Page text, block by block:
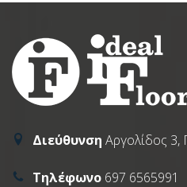
Διεύθυνση Αργολίδος 3,
Τηλέφωνο 697 6565991